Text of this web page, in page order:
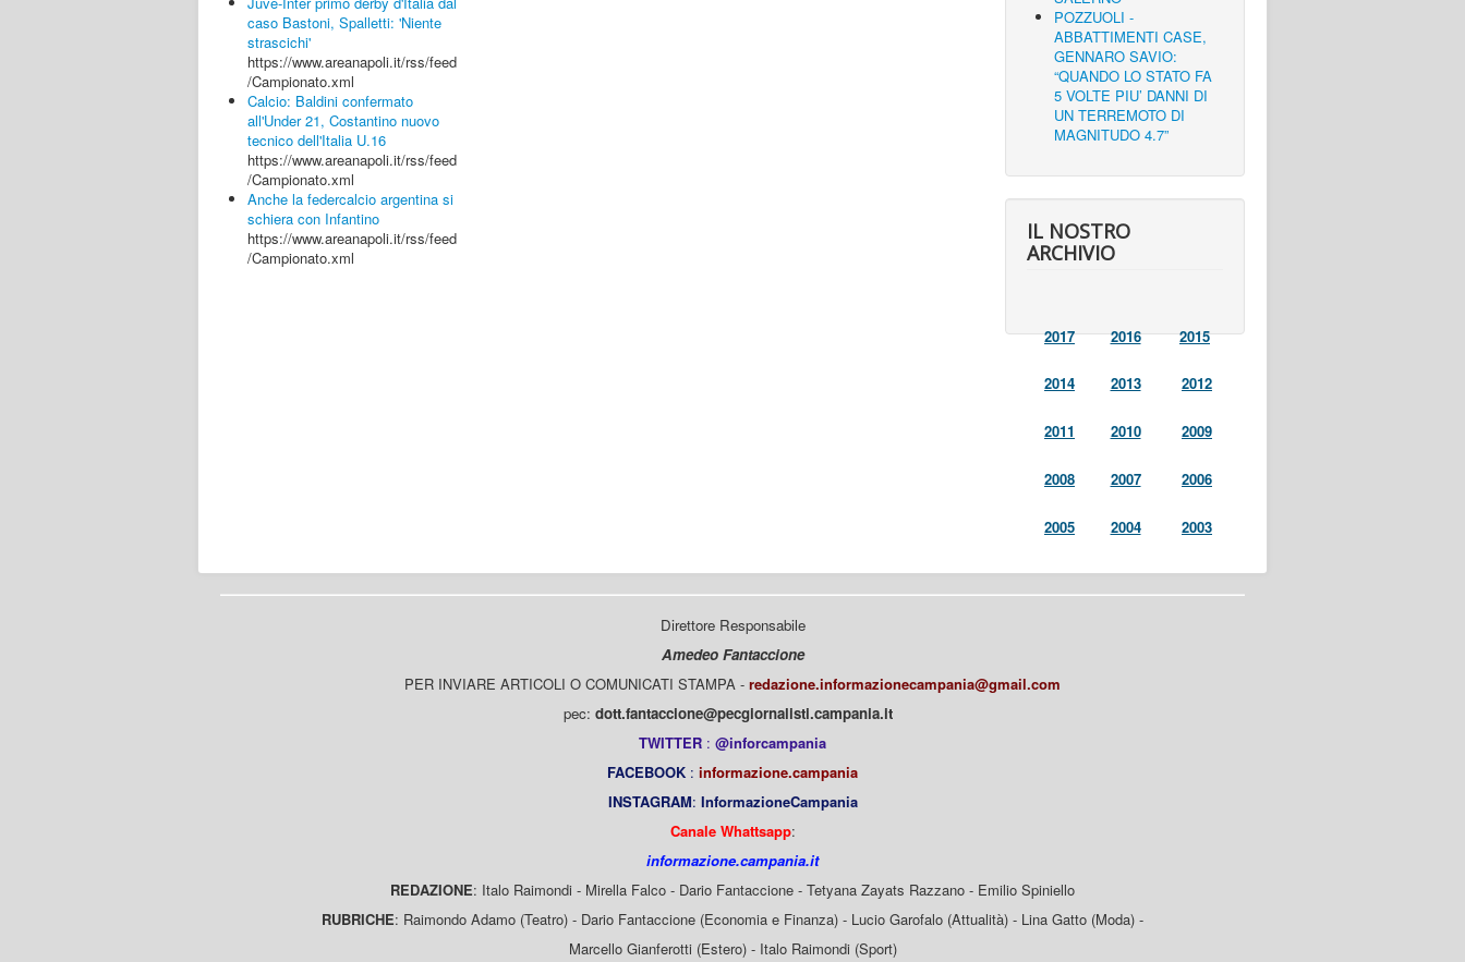
caso Bastoni, Spalletti: 'Niente
strascichi'
https://www.areanapoli.it/rss/feed
/Campionato.xml
Calcio: Baldini confermato
all'Under 21, Costantino nuovo
tecnico dell'Italia U.16
https://www.areanapoli.it/rss/feed
/Campionato.xml
Anche la federcalcio argentina si
schiera con Infantino
https://www.areanapoli.it/rss/feed
/Campionato.xml
POZZUOLI -
ABBATTIMENTI CASE,
GENNARO SAVIO:
“QUANDO LO STATO FA
5 VOLTE PIU’ DANNI DI
UN TERREMOTO DI
MAGNITUDO 4.7”
IL NOSTRO
ARCHIVIO
2017 2016 2015
2014 2013 2012
2011 2010 2009
2008 2007 2006
2005 2004 2003
Direttore Responsabile
Amedeo Fantaccione
PER INVIARE ARTICOLI O COMUNICATI STAMPA - redazione.informazionecampania@gmail.com
pec: dott.fantaccione@pecgiornalisti.campania.it
TWITTER : @inforcampania
FACEBOOK : informazione.campania
INSTAGRAM: InformazioneCampania
Canale Whattsapp:
informazione.campania.it
REDAZIONE: Italo Raimondi - Mirella Falco - Dario Fantaccione - Tetyana Zayats Razzano - Emilio Spiniello
RUBRICHE: Raimondo Adamo (Teatro) - Dario Fantaccione (Economia e Finanza) - Lucio Garofalo (Attualità) - Lina Gatto (Moda) -
Marcello Gianferotti (Estero) - Italo Raimondi (Sport)